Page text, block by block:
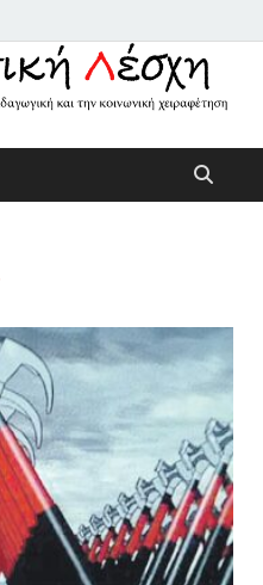
κριτική παιδαγωγική και την
κοινωνική χειραφέτηση